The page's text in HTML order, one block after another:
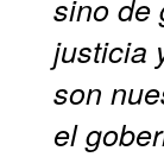
sino de
justicia
son
el